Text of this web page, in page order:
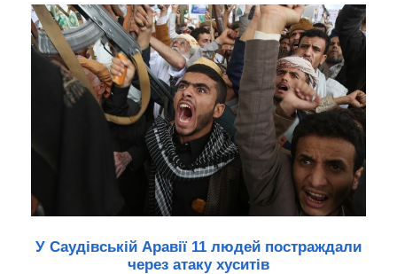
У Саудівській Аравії 11 людей постраждали
через атаку хуситів